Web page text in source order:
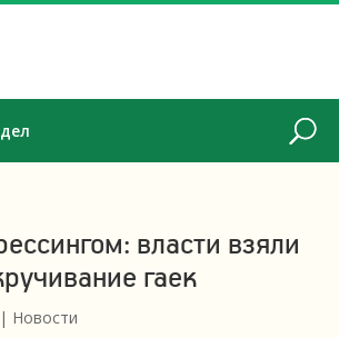
власти взяли
гаек
| Новости